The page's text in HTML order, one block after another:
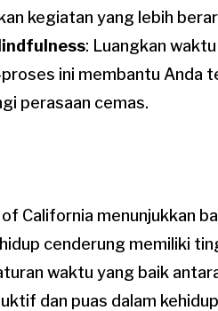
kegiatan yang lebih
: Luangkan
ini membantu Anda
perasaan cemas.
California menunjukkan
cenderung memiliki
waktu yang baik
dan puas dalam